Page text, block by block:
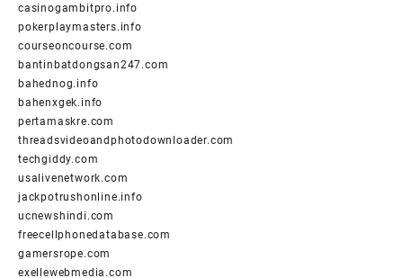
casinogambitpro.info
pokerplaymasters.info
courseoncourse.com
bantinbatdongsan247.com
bahednog.info
bahenxgek.info
pertamaskre.com
threadsvideoandphotodownloader.com
techgiddy.com
usalivenetwork.com
jackpotrushonline.info
ucnewshindi.com
freecellphonedatabase.com
gamersrope.com
exellewebmedia.com